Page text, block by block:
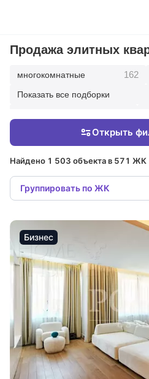
Продажа элитных
многокомнатные 162
210
Показать все подборки
Найдено 1 503 объекта в 571 ЖК
Группировать по ЖК
Открыть
Бизнес